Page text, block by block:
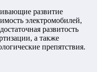
развитие
электромобилей,
развитость
а также
препятствия.